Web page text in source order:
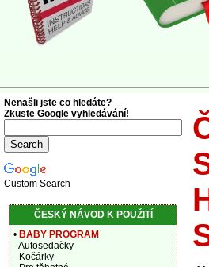
Nenašli jste co hledáte?
Zkuste Google vyhledávání!
Custom Search
ČESKÝ NÁVOD K POUŽITÍ
• BABY PROGRAM
- Autosedačky
- Kočárky